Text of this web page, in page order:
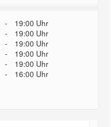
-
19:00 Uhr
-
19:00 Uhr
-
19:00 Uhr
-
19:00 Uhr
-
19:00 Uhr
- 16:00 Uhr